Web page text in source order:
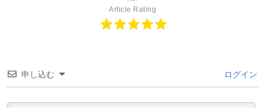
Article Rating
申し込む ログイン